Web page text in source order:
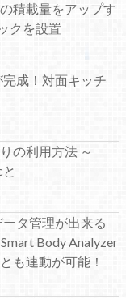
積載量をアップす
クを設置
完成！対面キッチ
の利用方法 ～
タ管理が出来る
Body Analyzer
も連動が可能！